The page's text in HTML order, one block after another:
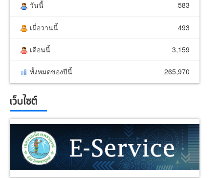
วันนี้ 583
เมื่อวานนี้ 493
เดือนนี้ 3,159
ทั้งหมดของปีนี้ 265,970
เว็บไซต์